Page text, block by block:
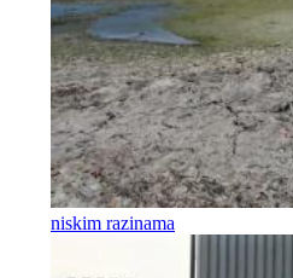
niskim razinama